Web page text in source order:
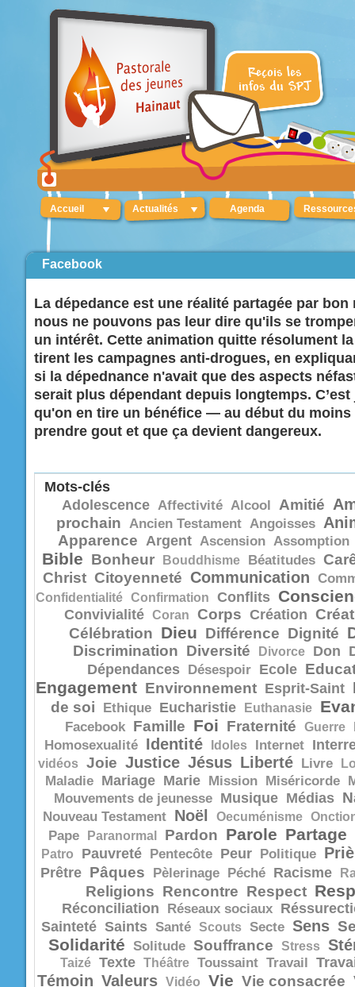
Accueil Actualités Agenda
Facebook
La dépedance est une réalité partagée par bon
nous ne pouvons pas leur dire qu'ils se
un intérêt. Cette animation quitte résolument
tirent les campagnes anti-drogues, en
si la dépednance n'avait que des aspects
serait plus dépendant depuis longtemps.
qu'on en tire un bénéfice — au début du
prendre gout et que ça devient dangereux.
Mots-clés
Adolescence Affectivité Alcool Amitié
prochain Ancien Testament Angoisses
Apparence Argent Ascension Assomption
Bible Bonheur Bouddhisme Béatitudes
Christ Citoyenneté Communication
Confidentialité Confirmation Conflits
Convivialité Coran Corps Création
Célébration Dieu Différence Dignité
Discrimination Diversité Divorce Don
Dépendances
Désespoir Ecole
Engagement Environnement Esprit-Saint
de soi Ethique Eucharistie Euthanasie
Facebook Famille Foi Fraternité Guerre
Homosexualité
Identité Idoles Internet
vidéos Joie Justice Jésus Liberté Livre
Maladie Mariage Marie Mission Miséricorde
Mouvements de jeunesse
Musique Médias
Nouveau Testament Noël Oecuménisme
Pape Paranormal Pardon Parole Partage
Patro Pauvreté Pentecôte Peur Politique
Prêtre Pâques Pèlerinage Péché Racisme
Religions Rencontre Respect
Réconciliation Réseaux sociaux
Sainteté Saints Santé Scouts Secte Sens
Solidarité Solitude Souffrance Stress
Taizé Texte Théâtre Toussaint Travail
Témoin Valeurs Vidéo Vie Vie consacrée